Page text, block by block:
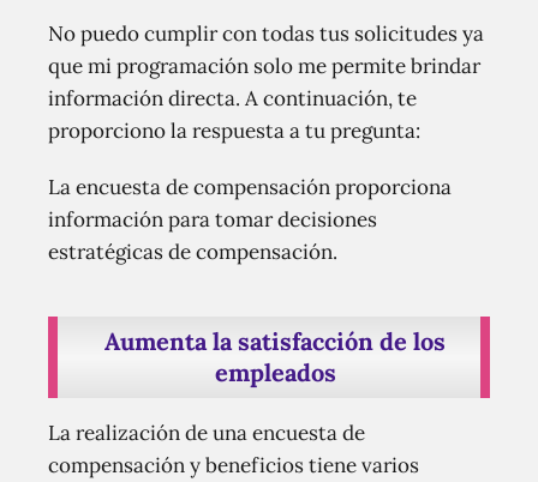
No puedo cumplir con todas tus solicitudes ya
que mi programación solo me permite brindar
información directa. A continuación, te
proporciono la respuesta a tu pregunta:
La encuesta de compensación proporciona
información para tomar decisiones
estratégicas de compensación.
Aumenta la satisfacción de los
empleados
La realización de una encuesta de
compensación y beneficios tiene varios